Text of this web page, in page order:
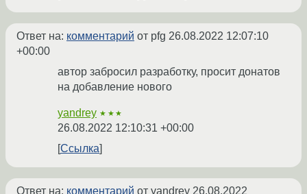
Ответ на: комментарий от pfg 26.08.2022 12:07:10
+00:00
автор забросил разработку, просит донатов
на добавление нового
yandrey ★★★
26.08.2022 12:10:31 +00:00
Ссылка
Ответ на: комментарий от yandrey 26.08.2022